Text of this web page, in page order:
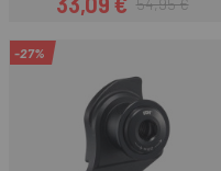
Precio
Precio regular
54,95 €
-27%